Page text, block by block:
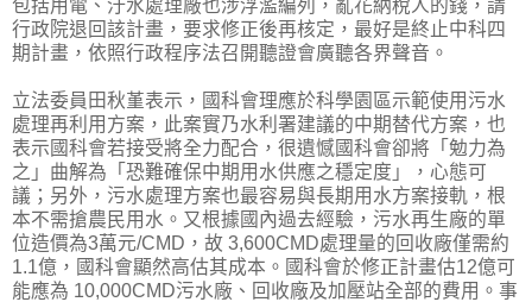
包括用電、汙水處理廠也涉浮濫編列，亂花納稅人的錢，請
行政院退回該計畫，要求修正後再核定，最好是終止中科四
期計畫，依照行政程序法召開聽證會廣聽各界聲音。
立法委員田秋堇表示，國科會理應於科學園區示範使用污水
處理再利用方案，此案實乃水利署建議的中期替代方案，也
表示國科會若接受將全力配合，很遺憾國科會卻將「勉力為
之」曲解為「恐難確保中期用水供應之穩定度」，心態可
議；另外，污水處理方案也最容易與長期用水方案接軌，根
本不需搶農民用水。又根據國內過去經驗，污水再生廠的單
位造價為3萬元/CMD，故 3,600CMD處理量的回收廠僅需約
1.1億，國科會顯然高估其成本。國科會於修正計畫估12億可
能應為 10,000CMD污水廠、回收廠及加壓站全部的費用。事